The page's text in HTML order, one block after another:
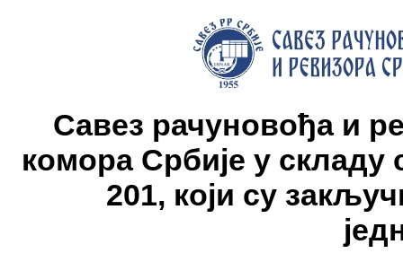
Савез рачуновођа и
комора Србије у
201, који су